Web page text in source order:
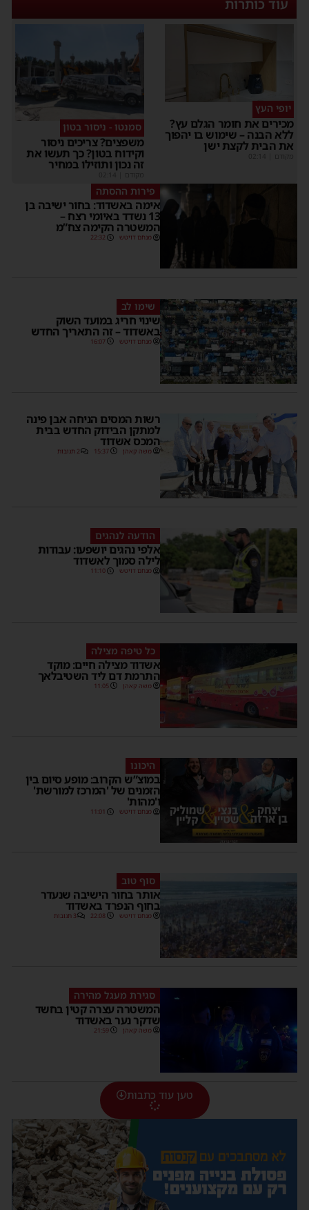
עוד כותרות
יופי העץ
מכירים את חומר הגלם עץ?
ללא הבנה – שימוש בו יהפוך
את הבית לקצת ישן
מקודם
סמנטו - ניסור בטון
משפצים? צריכים ניסור
וקידוח בטון? כך תעשו את
זה נכון ותוזילו במחיר
מקודם
פירות ההסתה
אימה באשדוד: בחור ישיבה בן
13 נשדד באיומי רצח –
המשטרה הקימה צח”מ
מנחם דויטש 22:32
שימו לב
שינוי חריג במועד השוק
באשדוד – זה התאריך החדש
מנחם דויטש 16:07
רשות המסים הניחה אבן פינה
למתקן הבידוק החדש בבית
המכס אשדוד
משה קאהן 15:37 2 תגובות
הודעה לנהגים
אלפי נהגים יושפעו: עבודות
לילה סמוך לאשדוד
מנחם דויטש 11:10
כל טיפה מצילה
אשדוד מצילה חיים: מוקד
התרמת דם ליד השטיבלאך
משה קאהן 11:05
היכונו
במוצ”ש הקרוב: מופע סיום בין
הזמנים של 'המרכז למורשת'
ו'מהות'
מנחם דויטש 11:01
סוף טוב
אותר בחור הישיבה שנעדר
בחוף הנפרד באשדוד
מנחם דויטש 22:08 3 תגובות
סגירת מעגל מהירה
המשטרה עצרה קטין בחשד
שדקר נער באשדוד
משה קאהן 21:59
טען עוד כתבות